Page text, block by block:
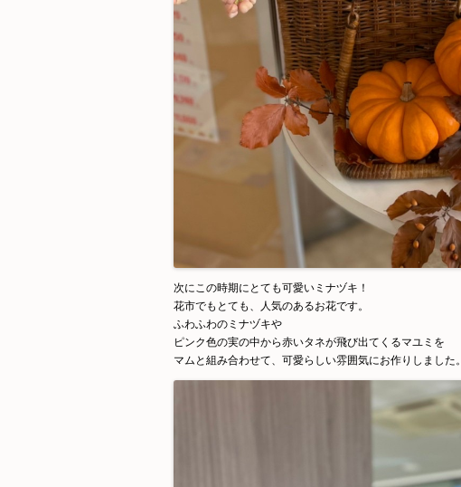
次にこの時期にとても可愛いミナヅキ！
花市でもとても、人気のあるお花です。
ふわふわのミナヅキや
ピンク色の実の中から赤いタネが飛び出てくるマユミを
マムと組み合わせて、可愛らしい雰囲気にお作りしました。